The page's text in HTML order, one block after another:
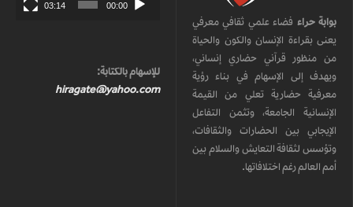
بوابة حراء فضاء علمي ثقافي معرفي
يعنى بقراءة الإنسان والكون والحياة
من منظور قرآني حضاري إنساني،
ويهدف إلى الإسهام في بناء رؤية
معرفية حضارية تعلي من القيمة
الإنسانية الجامعة، وتثمن التفاعل
الإيجابي بين الحضارات والثقافات،
وتؤسس لثقافة التعايش والسلام بين
أمم العالم رغم اختلافاتها.
00:00
03:14
للإسهام بالكتابة:
hiragate@yahoo.com